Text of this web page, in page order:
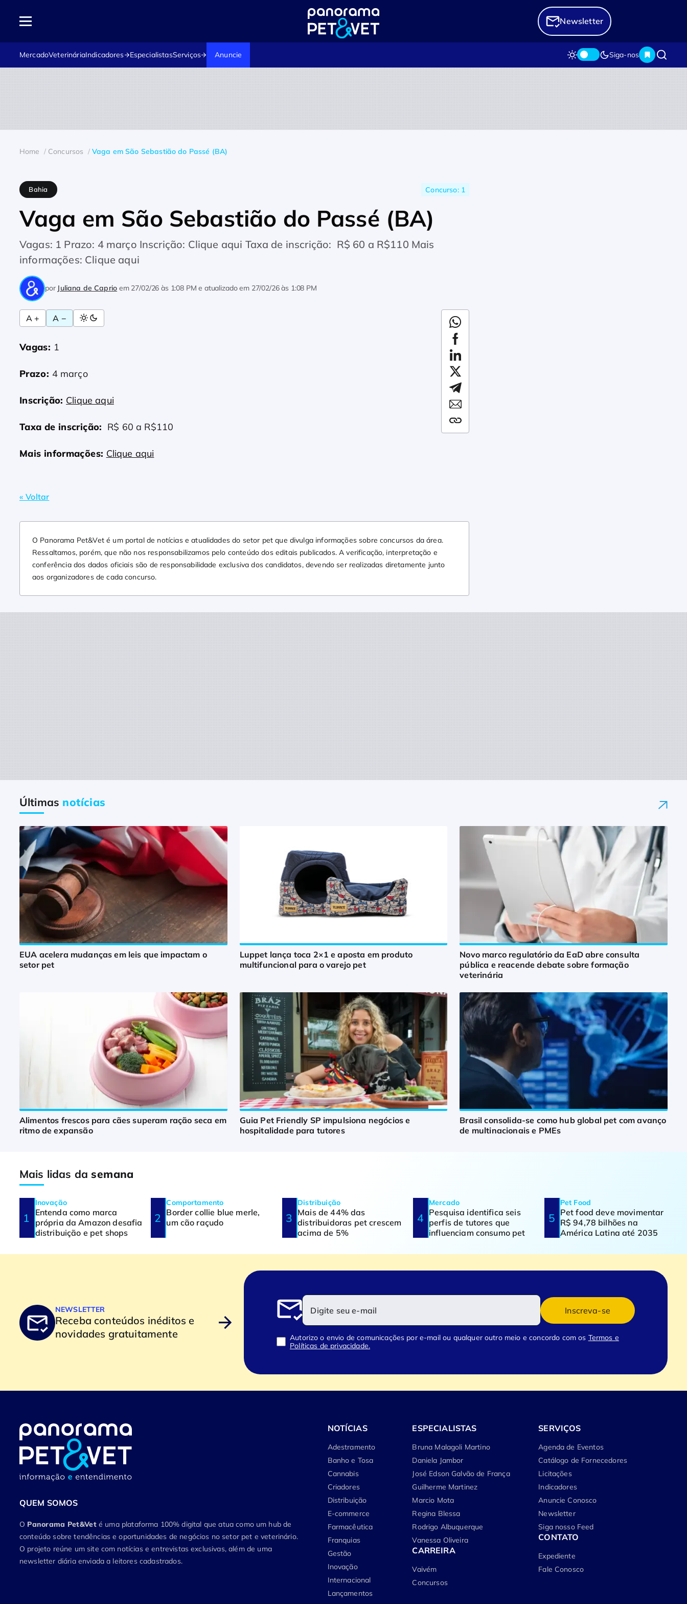
Newsletter
MercadoVeterináriaIndicadores EspecialistasServiços Anuncie Siga-nos
Home Concursos Vaga em São Sebastião do Passé (BA)
Bahia Concurso: 1
Vaga em São Sebastião do Passé (BA)
Vagas: 1 Prazo: 4 março Inscrição: Clique aqui Taxa de inscrição: R$ 60 a R$110 Mais
informações: Clique aqui
por Juliana de Caprio em 27/02/26 às 1:08 PMe atualizado em 27/02/26 às 1:08 PM
A + A −
Vagas: 1
Prazo: 4 março
Inscrição: Clique aqui
Taxa de inscrição: R$ 60 a R$110
Mais informações: Clique aqui
« Voltar
O Panorama Pet&Vet é um portal de notícias e atualidades do setor pet que divulga informações sobre concursos da área.
Ressaltamos, porém, que não nos responsabilizamos pelo conteúdo dos editais publicados. A verificação, interpretação e
conferência dos dados oficiais são de responsabilidade exclusiva dos candidatos, devendo ser realizadas diretamente junto
aos organizadores de cada concurso.
Últimas notícias
EUA acelera mudanças em leis que impactam o
setor pet
Luppet lança toca 2×1 e aposta em produto
multifuncional para o varejo pet
Novo marco regulatório da EaD abre consulta
pública e reacende debate sobre formação
veterinária
Alimentos frescos para cães superam ração seca em
ritmo de expansão
Guia Pet Friendly SP impulsiona negócios e
hospitalidade para tutores
Brasil consolida-se como hub global pet com avanço
de multinacionais e PMEs
Mais lidas dasemana
Inovação
Entenda como marca
própria da Amazon desafia
distribuição e pet shops
Comportamento
Border collie blue merle,
um cão raçudo
Distribuição
Mais de 44% das
distribuidoras pet crescem
acima de 5%
Mercado
Pesquisa identifica seis
perfis de tutores que
influenciam consumo pet
Pet Food
Pet food deve movimentar
R$ 94,78 bilhões na
América Latina até 2035
NEWSLETTER
Receba conteúdos inéditos e
novidades gratuitamente
Inscreva-se
Autorizo o envio de comunicações por e-mail ou qualquer outro meio e concordo com os Termos e
Políticas de privacidade.
QUEM SOMOS
O Panorama Pet&Veté uma plataforma 100% digital que atua como um hub de
conteúdo sobre tendências e oportunidades de negócios no setor pet e veterinário.
O projeto reúne um site com notícias e entrevistas exclusivas, além de uma
newsletter diária enviada a leitores cadastrados.
NOTÍCIAS
Adestramento
Banho e Tosa
Cannabis
Criadores
Distribuição
E-commerce
Farmacêutica
Franquias
Gestão
Inovação
Internacional
Lançamentos
ESPECIALISTAS
Bruna Malagoli Martino
Daniela Jambor
José Edson Galvão de França
Guilherme Martinez
Marcio Mota
Regina Blessa
Rodrigo Albuquerque
Vanessa Oliveira
CARREIRA
Vaivém
Concursos
SERVIÇOS
Agenda de Eventos
Catálogo de Fornecedores
Licitações
Indicadores
Anuncie Conosco
Newsletter
Siga nosso Feed
CONTATO
Expediente
Fale Conosco